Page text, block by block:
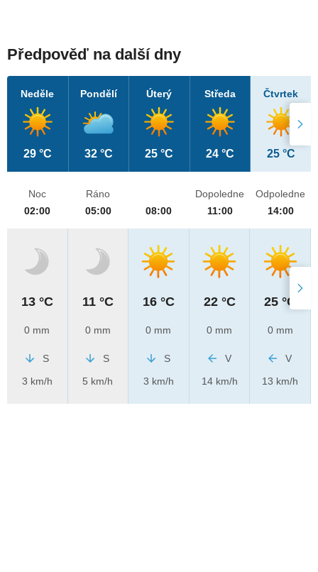
Předpověď na další dny
Neděle
29 °C
Pondělí
32 °C
Úterý
25 °C
Středa
24 °C
Čtvrtek
25 °C
Noc
02:00
13 °C
0 mm
S
3 km/h
Ráno
05:00
11 °C
0 mm
S
5 km/h
08:00
16 °C
0 mm
S
3 km/h
Dopoledne
11:00
22 °C
0 mm
V
14 km/h
Odpoledne
14:00
25 °C
0 mm
V
13 km/h